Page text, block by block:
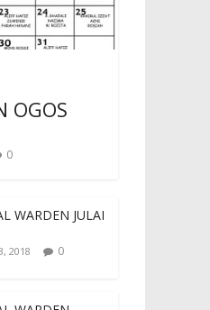
OGOS
0
WARDEN JULAI
2018 0